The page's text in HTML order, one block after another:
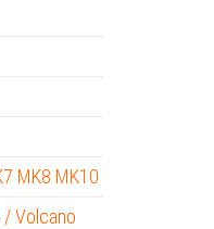
MK8 MK10
Volcano